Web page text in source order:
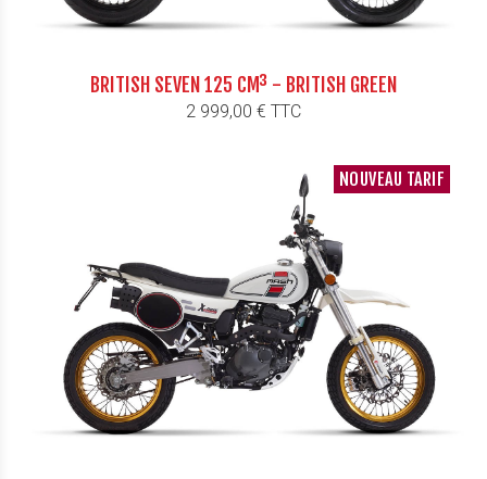
BRITISH SEVEN 125 CM³ - BRITISH GREEN
Prix
2 999,00 € TTC
NOUVEAU TARIF